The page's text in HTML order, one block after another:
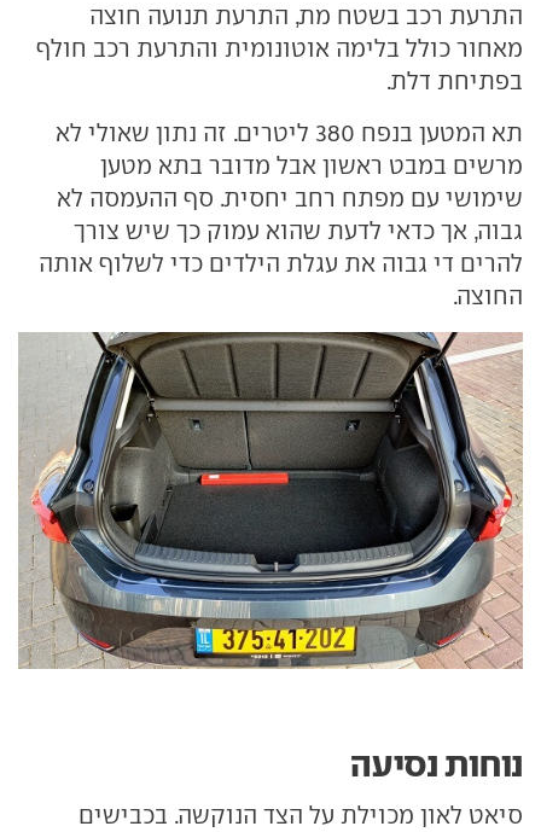
התרעת רכב בשטח מת, התרעת תנועה חוצה
מאחור כולל בלימה אוטונומית והתרעת רכב חולף
בפתיחת דלת.
תא המטען בנפח 380 ליטרים. זה נתון שאולי לא
מרשים במבט ראשון אבל מדובר בתא מטען
שימושי עם מפתח רחב יחסית. סף ההעמסה לא
גבוה, אך כדאי לדעת שהוא עמוק כך שיש צורך
להרים די גבוה את עגלת הילדים כדי לשלוף אותה
החוצה.
נוחות נסיעה
סיאט לאון מכוילת על הצד הנוקשה. בכבישים